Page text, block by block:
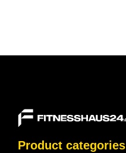
Product categories